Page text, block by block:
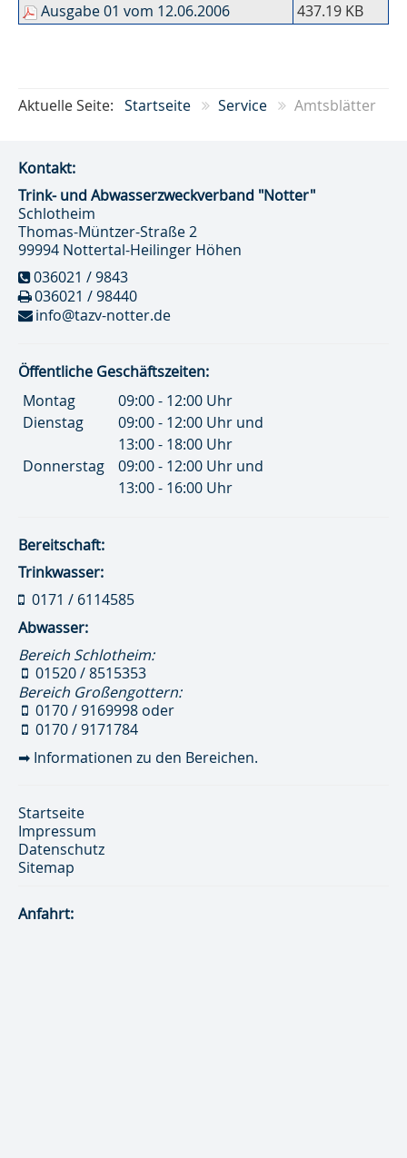
Ausgabe 01 vom 12.06.2006
437.19 KB
Aktuelle Seite: Startseite Service Amtsblätter
Kontakt:
Trink- und Abwasser­zweckverband "Notter"
Schlotheim
Thomas-Müntzer-Straße 2
99994 Nottertal-Heilinger Höhen
036021 / 9843
036021 / 98440
info@tazv-notter.de
Öffentliche Geschäftszeiten:
Montag
09:00 - 12:00 Uhr
Dienstag
09:00 - 12:00 Uhr und
13:00 - 18:00 Uhr
Donnerstag
09:00 - 12:00 Uhr und
13:00 - 16:00 Uhr
Bereitschaft:
Trinkwasser:
0171 / 6114585
Abwasser:
Bereich Schlotheim:
01520 / 8515353
Bereich Großengottern:
0170 / 9169998 oder
0170 / 9171784
➡ Informationen zu den Bereichen.
Startseite
Impressum
Datenschutz
Sitemap
Anfahrt: